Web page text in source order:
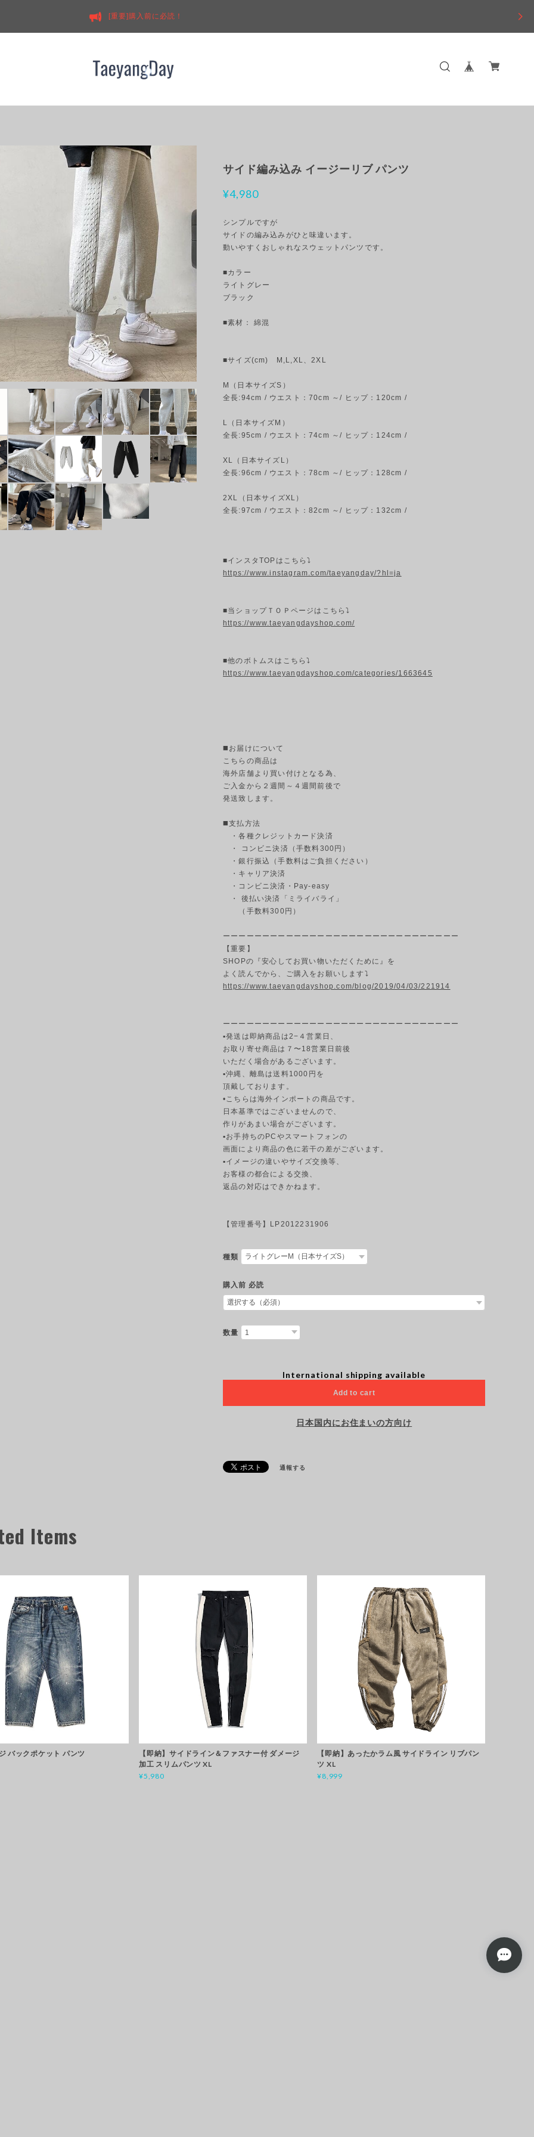
[重要]購入前に必読！
サイド編み込み イージーリブ パンツ
¥4,980
シンプルですが
サイドの編み込みがひと味違います。
動いやすくおしゃれなスウェットパンツです。
■カラー
ライトグレー
ブラック
■素材： 綿混
■サイズ(cm) M,L,XL、2XL
M（日本サイズS）
全長:94cm / ウエスト：70cm ～/ ヒップ：120cm /
L（日本サイズM）
全長:95cm / ウエスト：74cm ～/ ヒップ：124cm /
XL（日本サイズL）
全長:96cm / ウエスト：78cm ～/ ヒップ：128cm /
2XL（日本サイズXL）
全長:97cm / ウエスト：82cm ～/ ヒップ：132cm /
■インスタTOPはこちら⤵
https://www.instagram.com/taeyangday/?hl=ja
■当ショップＴＯＰページはこちら⤵
https://www.taeyangdayshop.com/
■他のボトムスはこちら⤵
https://www.taeyangdayshop.com/categories/1663645
◼️お届けについて
こちらの商品は
海外店舗より買い付けとなる為、
ご入金から２週間～４週間前後で
発送致します。
◼️支払方法
・各種クレジットカード決済
・ コンビニ決済（手数料300円）
・銀行振込（手数料はご負担ください）
・キャリア決済
・コンビニ決済・Pay-easy
・ 後払い決済「ミライバライ」
（手数料300円）
ーーーーーーーーーーーーーーーーーーーーーーーーーーーーーー
【重要】
SHOPの『安心してお買い物いただくために』を
よく読んでから、ご購入をお願いします⤵
https://www.taeyangdayshop.com/blog/2019/04/03/221914
ーーーーーーーーーーーーーーーーーーーーーーーーーーーーーー
▪発送は即納商品は2−４営業日、
お取り寄せ商品は７〜18営業日前後
いただく場合があるございます。
▪︎沖縄、離島は送料1000円を
頂戴しております。
•こちらは海外インポートの商品です。
日本基準ではございませんので、
作りがあまい場合がございます。
▪︎お手持ちのPCやスマートフォンの
画面により商品の色に若干の差がございます。
▪︎イメージの違いやサイズ交換等、
お客様の都合による交換、
返品の対応はできかねます。
【管理番号】LP2012231906
種類
購入前 必読
数量
International shipping available
Add to cart
日本国内にお住まいの方向け
通報する
Items
バックポケット パンツ
【即納】サイドライン＆ファスナー付 ダメージ
加工 スリムパンツ XL
¥5,980
【即納】あったかラム風 サイドライン リブパン
ツ XL
¥8,999